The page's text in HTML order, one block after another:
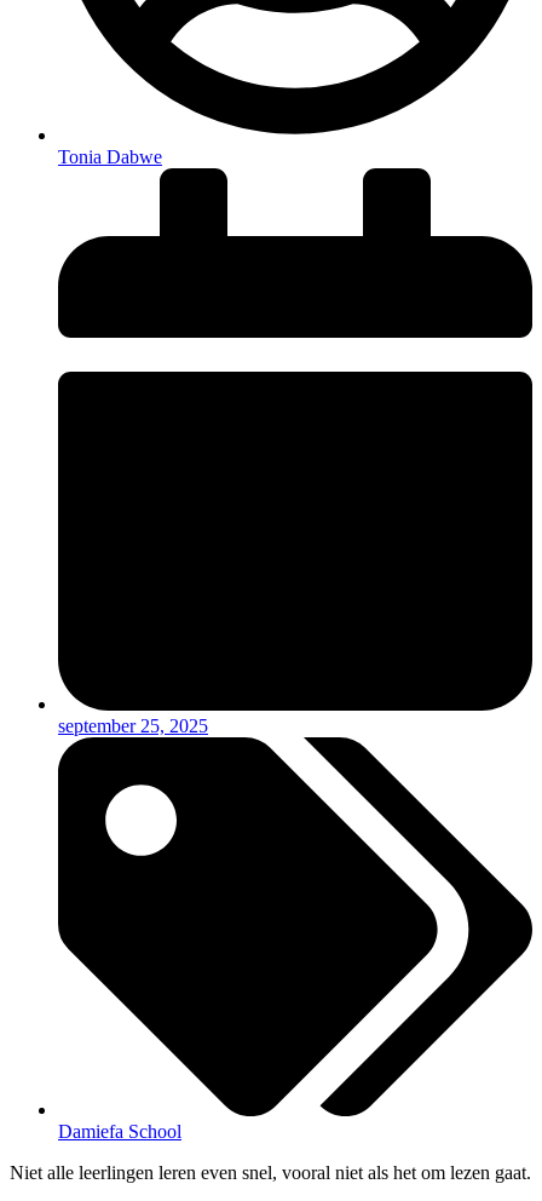
Tonia Dabwe
september 25, 2025
Damiefa School
Niet alle leerlingen leren even snel, vooral niet als het om lezen gaat.